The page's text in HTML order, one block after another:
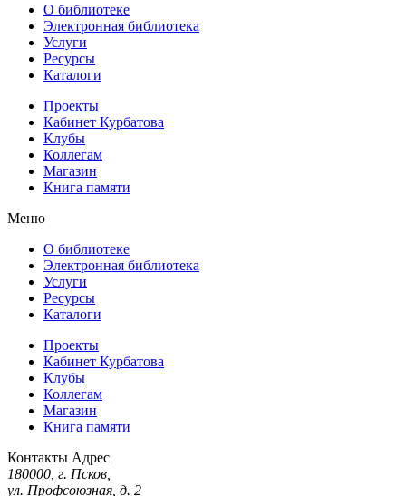
О библиотеке
Электронная библиотека
Услуги
Ресурсы
Каталоги
Проекты
Кабинет Курбатова
Клубы
Коллегам
Магазин
Книга памяти
Меню
О библиотеке
Электронная библиотека
Услуги
Ресурсы
Каталоги
Проекты
Кабинет Курбатова
Клубы
Коллегам
Магазин
Книга памяти
Контакты Адрес
180000, г. Псков,
ул. Профсоюзная, д. 2